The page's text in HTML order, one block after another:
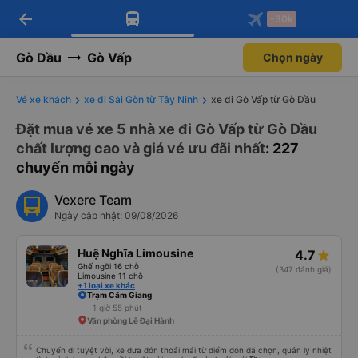
Tải app Vexere ngay!
Nhận ưu đãi thành viên độc
Mở app
Tải app Vexere
-30k/ghế khi đặt vé máy bay qua
Mở app
arrow_back -30k
Gò Dầu Gò Vấp Chọn ngày
Vé xe khách xe đi Sài Gòn từ Tây Ninh xe đi Gò Vấp từ Gò Dầu
Đặt mua vé xe 5 nhà xe đi Gò Vấp từ Gò Dầu
chất lượng cao và giá vé ưu đãi nhất: 227
chuyến mỗi ngày
Vexere Team
Ngày cập nhật: 09/08/2026
Huệ Nghĩa Limousine
Ghế ngồi 16 chỗ
Limousine 11 chỗ
+1 loại xe khác
4.7
(347 đánh giá)
Trạm Cẩm Giang
1 giờ 55 phút
Văn phòng Lê Đại Hành
Chuyến đi tuyệt vời, xe đưa đón thoải mái từ điểm đón đã chọn, quản lý nhiệt